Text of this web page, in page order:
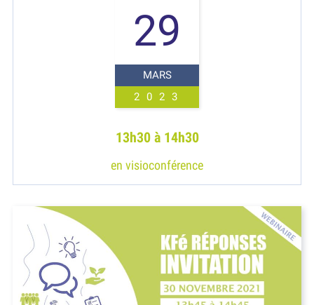
29
MARS
2023
13h30 à 14h30
en visioconférence